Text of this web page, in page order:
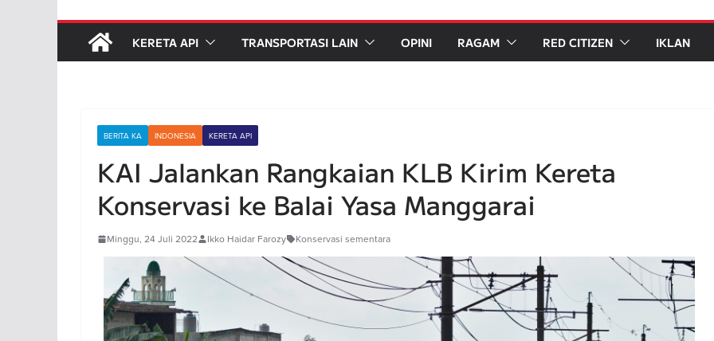
KERETA API TRANSPORTASI LAIN OPINI RAGAM RED CITIZEN IKLAN
BERITA KA INDONESIA KERETA API
KAI Jalankan Rangkaian KLB Kirim Kereta
Konservasi ke Balai Yasa Manggarai
Minggu, 24 Juli 2022 Ikko Haidar Farozy Konservasi sementara